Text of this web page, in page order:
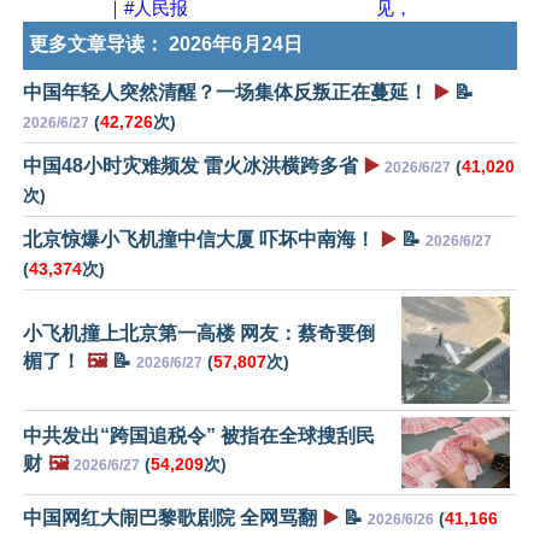
｜#人民报
见，
更多文章导读： 2026年6月24日
中国年轻人突然清醒？一场集体反叛正在蔓延！ ▶️ 📝
2026/6/27 (42,726次)
中国48小时灾难频发 雷火冰洪横跨多省 ▶️ 2026/6/27 (41,020
次)
北京惊爆小飞机撞中信大厦 吓坏中南海！ ▶️ 📝 2026/6/27
(43,374次)
小飞机撞上北京第一高楼 网友：蔡奇要倒
楣了！
🖼️📝 2026/6/27 (57,807次)
中共发出“跨国追税令” 被指在全球搜刮民
财 🖼️ 2026/6/27 (54,209次)
中国网红大闹巴黎歌剧院 全网骂翻 ▶️ 📝 2026/6/26 (41,166